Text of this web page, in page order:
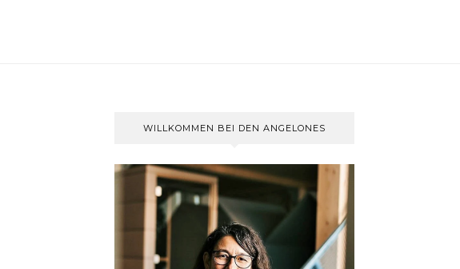
WILLKOMMEN BEI DEN ANGELONES